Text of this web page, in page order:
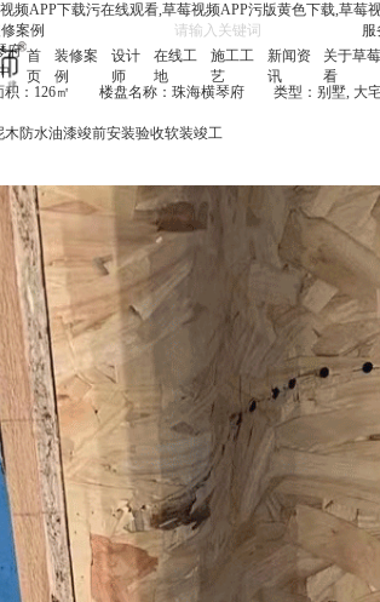
频APP下载污在线观看,草莓视频APP污版黄色下载,草莓
服
首
页
装修案
例
设计
师
在线工
地
施工工
艺
新闻资
讯
关于草
看
府
： 126㎡ 楼盘名称： 珠海横琴府 类型： 别墅, 大
木防水油漆竣前安装验收软装竣工